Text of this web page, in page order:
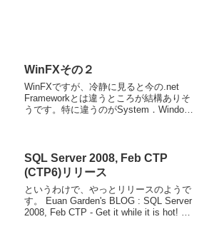
WinFXその２
WinFXですが、冷静に見ると今の.net
Frameworkとは違うところが結構ありそ
うです。特に違うのがSystem．Windows
SQL Server 2008, Feb CTP
(CTP6)リリース
というわけで、やっとリリースのようで
す。 Euan Garden's BLOG : SQL Server
2008, Feb CTP - Get it while it is hot! ダ